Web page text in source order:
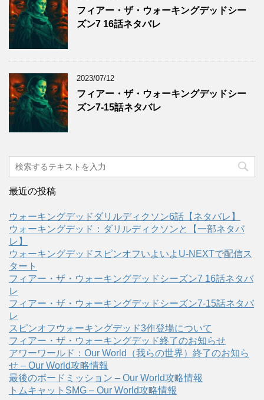
フィアー・ザ・ウォーキングデッドシー
ズン7 16話ネタバレ
2023/07/12
フィアー・ザ・ウォーキングデッドシー
ズン7-15話ネタバレ
最近の投稿
ウォーキングデッドダリルディクソン6話【ネタバレ】
ウォーキングデッド：ダリルディクソンと【一部ネタバ
レ】
ウォーキングデッドスピンオフいよいよU-NEXTで配信ス
タート
フィアー・ザ・ウォーキングデッドシーズン7 16話ネタバ
レ
フィアー・ザ・ウォーキングデッドシーズン7-15話ネタバ
レ
スピンオフウォーキングデッド3作登場について
フィアー・ザ・ウォーキングデッド終了のお知らせ
アワーワールド：Our World（我らの世界）終了のお知ら
せ – Our World攻略情報
最後のボードミッション – Our World攻略情報
トムキャットSMG – Our World攻略情報